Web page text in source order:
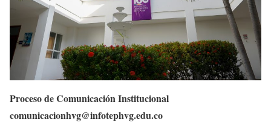
Proceso de Comunicación Institucional
comunicacionhvg@infotephvg.edu.co